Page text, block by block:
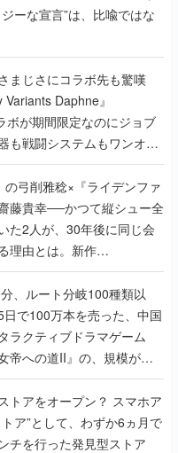
まじさにコラボ先も驚嘆
Daphne』
ボが期間限定なのにジョブ
も戦闘システムもワンオフ
理由を両ディレクターに聞
の弓削雅稔×『ライデンファ
藤貴幸──かつて縦シュー全
た2人が、30年後に同じ会
理由とは。新作
』で初タッグを組
2人に訊く開発秘話
、ルート分岐100種類以
で100万本を売った、中国
ラクティブドラマゲーム
帝への道II』の、規模が違
ロデューサーに聞いた
をオープン？ スマホア
ア”として、わずか6ヵ月で
チを行った発見型ストア
ナ！』仕掛け人に話を聞い